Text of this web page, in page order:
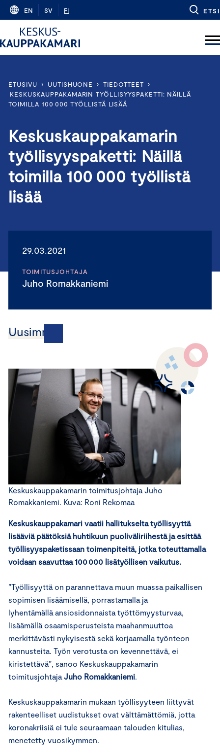
Skip
content
EN SV FI ETSI
ETUSIVU › UUTISHUONE › TIEDOTTEET
›
KESKUSKAUPPAKAMARIN TYÖLLISYYSPAKETTI: NÄILLÄ
TOIMILLA 100 000 TYÖLLISTÄ LISÄÄ
Keskuskauppakamarin
työllisyyspaketti: Näillä
toimilla 100 000 työllistä
lisää
29.03.2021
TOIMITUSJOHTAJA
Juho Romakkaniemi
Uusimmat
Keskuskauppakamarin toimitusjohtaja Juho
Romakkaniemi. Kuva: Roni Rekomaa
Keskuskauppakamari vaatii hallitukselta työllisyyttä
lisääviä päätöksiä huhtikuun puoliväliriihestä ja esittää
työllisyyspaketissaan toimenpiteitä, jotka toteuttamalla
voidaan saavuttaa 100 000 lisätyöllisen vaikutus.
”Työllisyyttä on parannettava muun muassa paikallisen
sopimisen lisäämisellä, porrastamalla ja
lyhentämällä ansiosidonnaista työttömyysturvaa,
lisäämällä osaamisperusteista maahanmuuttoa
merkittävästi nykyisestä sekä korjaamalla työnteon
kannusteita. Työn verotusta on kevennettävä, ei
kiristettävä”, sanoo Keskuskauppakamarin
toimitusjohtaja Juho Romakkaniemi.
Keskuskauppakamarin mukaan työllisyyteen liittyvät
rakenteelliset uudistukset ovat välttämättömiä, jotta
koronakriisiä ei tule seuraamaan talouden kitulias,
menetetty vuosikymmen.